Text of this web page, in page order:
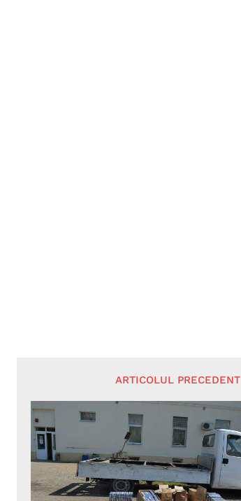
ARTICOLUL PRECEDENT